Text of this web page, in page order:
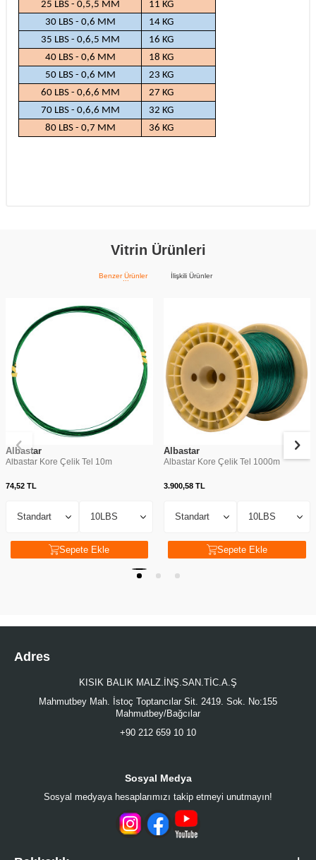
25 LBS - 0,5,5 MM
11 KG
30 LBS - 0,6 MM
14 KG
35 LBS - 0,6,5 MM
16 KG
40 LBS - 0,6 MM
18 KG
50 LBS - 0,6 MM
23 KG
60 LBS - 0,6,6 MM
27 KG
70 LBS - 0,6,6 MM
32 KG
80 LBS - 0,7 MM
36 KG
Vitrin Ürünleri
Benzer Ürünler İlişkili Ürünler
Albastar
Albastar Kore Çelik Tel 10m
74,52 TL
Sepete Ekle
Albastar
Albastar Kore Çelik Tel 1000m
3.900,58TL
Sepete Ekle
Adres
KISIK BALIK MALZ.İNŞ.SAN.TİC.A.Ş
Mahmutbey Mah. İstoç Toptancılar Sit. 2419. Sok. No:155
Mahmutbey/Bağcılar
+90 212 659 10 10
Sosyal Medya
Sosyal medyaya hesaplarımızı takip etmeyi unutmayın!